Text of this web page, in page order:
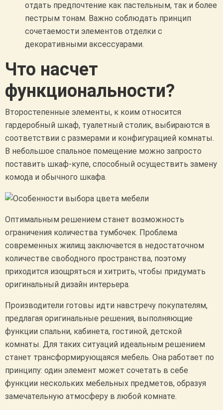
отдать предпочтение как пастельным, так и более
пестрым тонам. Важно соблюдать принцип
сочетаемости элементов отделки с
декоративными аксессуарами.
Что насчет
функциональности?
Второстепенные элементы, к коим относится
гардеробный шкаф, туалетный столик, выбираются в
соответствии с размерами и конфигурацией комнаты.
В небольшое спальное помещение можно запросто
поставить шкаф-купе, способный осуществить замену
комода и обычного шкафа.
Оптимальным решением станет возможность
ограничения количества тумбочек. Проблема
современных жилищ заключается в недостаточном
количестве свободного пространства, поэтому
приходится изощряться и хитрить, чтобы придумать
оригинальный дизайн интерьера.
Производители готовы идти навстречу покупателям,
предлагая оригинальные решения, выполняющие
функции спальни, кабинета, гостиной, детской
комнаты. Для таких ситуаций идеальным решением
станет трансформирующаяся мебель. Она работает по
принципу: один элемент может сочетать в себе
функции нескольких мебельных предметов, образуя
замечательную атмосферу в любой комнате.